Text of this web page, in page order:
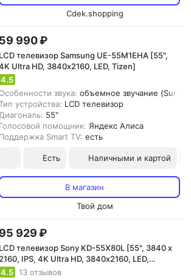
Cdek.shopping
59 990 ₽
LCD телевизор Samsung UE-55M1EHA [55",
Ultra HD, 3840х2160, LED, Tizen]
4.5
Особенности звука: объемное звучание
устройства: LCD телевизор
Диагональ: 55"
Голосовой помощник: Яндекс Алиса
Поддержка Smart TV: есть
Есть Наличными и картой
В магазин
Твой дом
95 929 ₽
LCD телевизор Sony KD-55X80L [55", 3840 x
2160, IPS, 4K Ultra HD, 3840х2160, LED,
TV]
4.5 13 отзывов